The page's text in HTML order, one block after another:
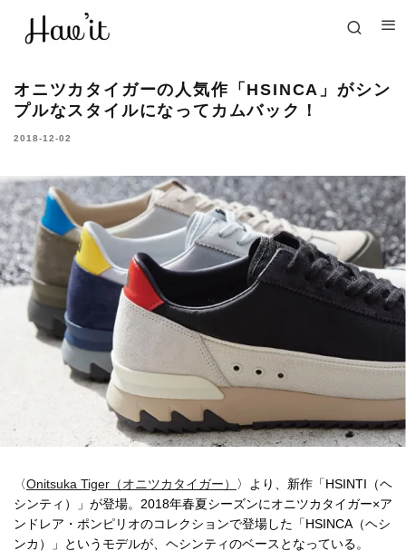
オニツカタイガーの人気作「HSINCA」がシン
プルなスタイルになってカムバック！
2018-12-02
〈Onitsuka Tiger（オニツカタイガー）
〉より、新作「HSINTI（ヘ
シンティ）」が登場。2018年春夏シーズンにオニツカタイガー×ア
ンドレア・ポンピリオのコレクションで登場した「HSINCA（ヘシ
ンカ）」というモデルが、ヘシンティのベースとなっている。